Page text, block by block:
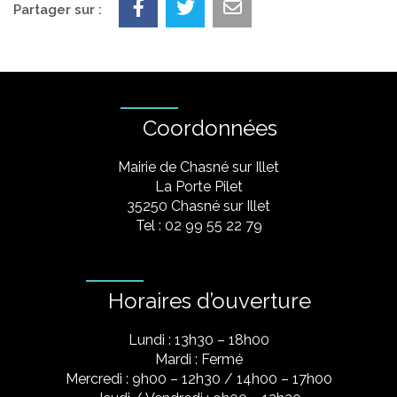
Partager sur :
Coordonnées
Mairie de Chasné sur Illet
La Porte Pilet
35250 Chasné sur Illet
Tel : 02 99 55 22 79
Horaires d’ouverture
Lundi : 13h30 – 18h00
Mardi : Fermé
Mercredi : 9h00 – 12h30 / 14h00 – 17h00